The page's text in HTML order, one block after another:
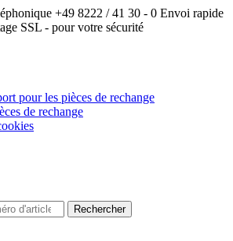
téléphonique +49 8222 / 41 30 - 0
Envoi
SSL - pour votre sécurité
pour les pièces de rechange
de rechange